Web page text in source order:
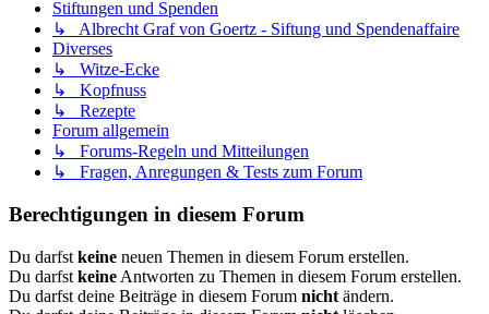
Stiftungen und Spenden
↳ Albrecht Graf von Goertz - Siftung und Spendenaffaire
Diverses
↳ Witze-Ecke
↳ Kopfnuss
↳ Rezepte
Forum allgemein
↳ Forums-Regeln und Mitteilungen
↳ Fragen, Anregungen & Tests zum Forum
Berechtigungen in diesem Forum
Du darfst keine neuen Themen in diesem Forum erstellen.
Du darfst keine Antworten zu Themen in diesem Forum erstellen.
Du darfst deine Beiträge in diesem Forum nicht ändern.